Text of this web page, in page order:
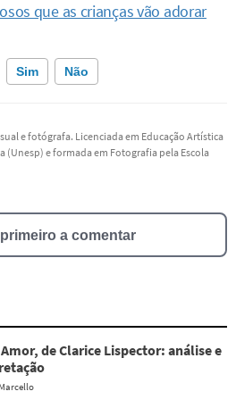
que as crianças vão adorar
Sim Não
incorreta
informação que procuro
e fotógrafa. Licenciada em Educação Artística
(Unesp) e formada em Fotografia pela Escola
a comentar
de Clarice Lispector: análise e